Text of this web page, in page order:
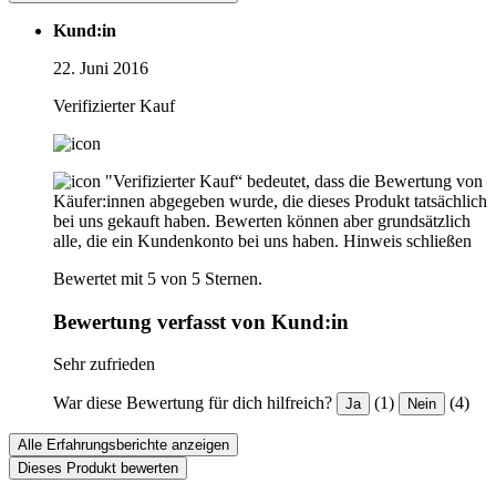
Kund:in
22. Juni 2016
Verifizierter Kauf
"Verifizierter Kauf“ bedeutet, dass die Bewertung von
Käufer:innen abgegeben wurde, die dieses Produkt tatsächlich
bei uns gekauft haben. Bewerten können aber grundsätzlich
alle, die ein Kundenkonto bei uns haben. Hinweis schließen
Bewertet mit 5 von 5 Sternen.
Bewertung verfasst von Kund:in
Sehr zufrieden
War diese Bewertung für dich hilfreich? Ja (1) Nein (4)
Alle Erfahrungsberichte anzeigen
Dieses Produkt bewerten